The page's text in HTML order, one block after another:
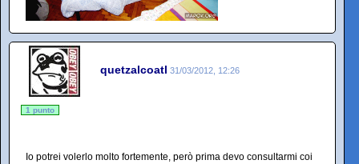
quetzalcoatl 31/03/2012, 12:26
1 punto
Io potrei volerlo molto fortemente, però prima devo consultarmi coi